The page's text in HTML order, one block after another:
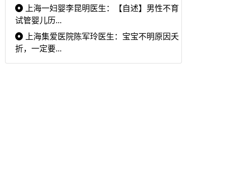
上海一妇婴李昆明医生：【自述】男性不育
试管婴儿历...
上海集爱医院陈军玲医生：宝宝不明原因夭
折，一定要...